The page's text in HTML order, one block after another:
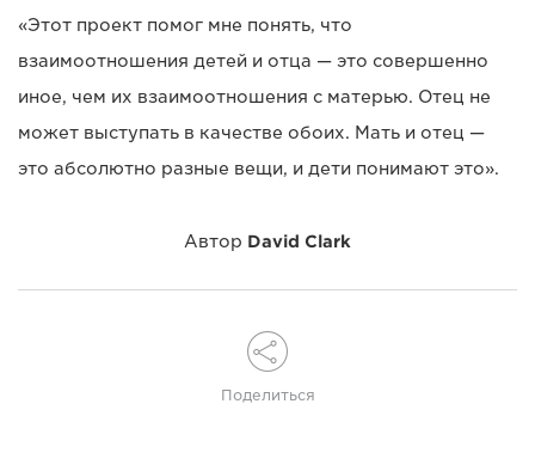
«Этот проект помог мне понять, что
взаимоотношения детей и отца — это совершенно
иное, чем их взаимоотношения с матерью. Отец не
может выступать в качестве обоих. Мать и отец —
это абсолютно разные вещи, и дети понимают это».
Автор David Clark
Поделиться